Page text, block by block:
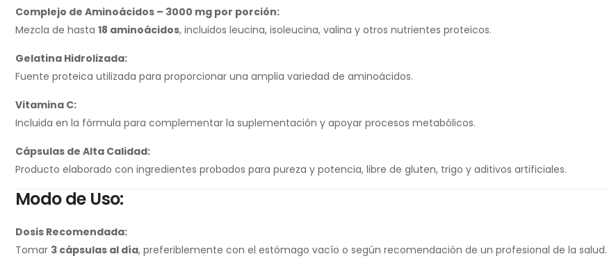
Complejo de Aminoácidos – 3000 mg por porción:
Mezcla de hasta 18 aminoácidos, incluidos leucina, isoleucina, valina y otros nutrientes proteicos.
Gelatina Hidrolizada:
Fuente proteica utilizada para proporcionar una amplia variedad de aminoácidos.
Vitamina C:
Incluida en la fórmula para complementar la suplementación y apoyar procesos metabólicos.
Cápsulas de Alta Calidad:
Producto elaborado con ingredientes probados para pureza y potencia, libre de gluten, trigo y aditivos artificiales.
Modo de Uso:
Dosis Recomendada:
Tomar 3 cápsulas al día, preferiblemente con el estómago vacío o según recomendación de un profesional de la salud.